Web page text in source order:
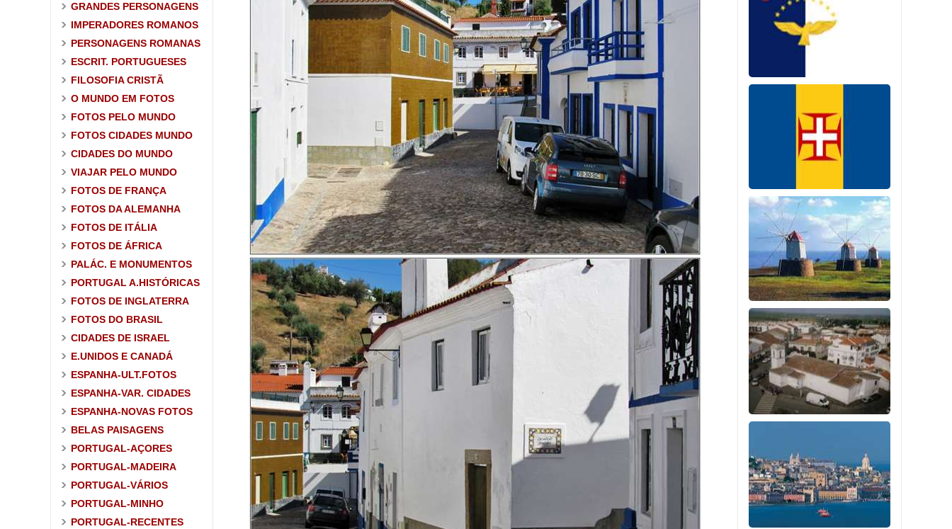
GRANDES PERSONAGENS
IMPERADORES ROMANOS
PERSONAGENS ROMANAS
ESCRIT. PORTUGUESES
FILOSOFIA CRISTÃ
O MUNDO EM FOTOS
FOTOS PELO MUNDO
FOTOS CIDADES MUNDO
CIDADES DO MUNDO
VIAJAR PELO MUNDO
FOTOS DE FRANÇA
FOTOS DA ALEMANHA
FOTOS DE ITÁLIA
FOTOS DE ÁFRICA
PALÁC. E MONUMENTOS
PORTUGAL A.HISTÓRICAS
FOTOS DE INGLATERRA
FOTOS DO BRASIL
CIDADES DE ISRAEL
E.UNIDOS E CANADÁ
ESPANHA-ULT.FOTOS
ESPANHA-VAR. CIDADES
ESPANHA-NOVAS FOTOS
BELAS PAISAGENS
PORTUGAL-AÇORES
PORTUGAL-MADEIRA
PORTUGAL-VÁRIOS
PORTUGAL-MINHO
PORTUGAL-RECENTES